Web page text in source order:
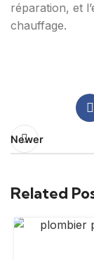
réparation, et
chauffage.
Newer
Related